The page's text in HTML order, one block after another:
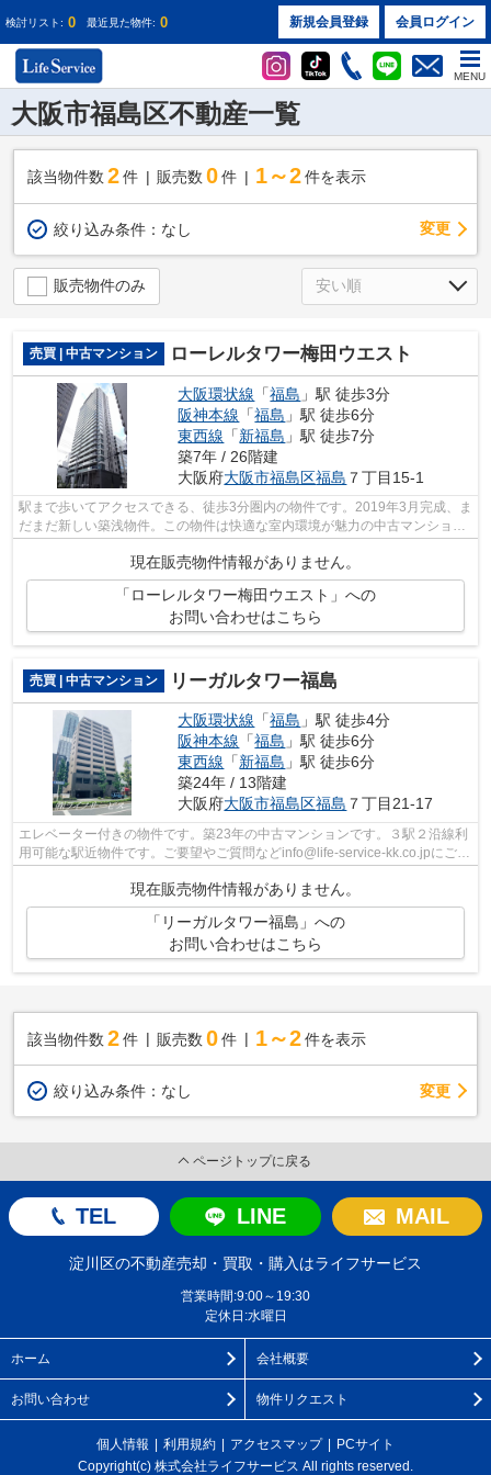
検討リスト: 0 最近見た物件: 0 新規会員登録 会員ログイン
MENU
大阪市福島区不動産一覧
該当物件数 2件 販売数 0 件 1～2 件を表示
絞り込み条件： なし 変更
販売物件のみ
売買 | 中古マンション ローレルタワー梅田ウエスト
大阪環状線 「福島 」駅 徒歩3分
阪神本線 「福島 」駅 徒歩6分
東西線 「新福島 」駅 徒歩7分
築7年 / 26階建
大阪府大阪市福島区福島 ７丁目15-1
駅まで歩いてアクセスできる、徒歩3分圏内の物件です。2019年3月完成、ま
だまだ新しい築浅物件。この物件は快適な室内環境が魅力の中古マンション
現在販売物件情報がありません。
「ローレルタワー梅田ウエスト」への
お問い合わせはこちら
売買 | 中古マンション リーガルタワー福島
大阪環状線 「福島 」駅 徒歩4分
阪神本線 「福島 」駅 徒歩6分
東西線 「新福島 」駅 徒歩6分
築24年 / 13階建
大阪府大阪市福島区福島 ７丁目21-17
エレベーター付きの物件です。築23年の中古マンションです。３駅２沿線利
用可能な駅近物件です。ご要望やご質問などinfo@life-service-kk.co.jpにご連
現在販売物件情報がありません。
「リーガルタワー福島」への
お問い合わせはこちら
該当物件数 2件 販売数 0 件 1～2 件を表示
絞り込み条件： なし 変更
ページトップに戻る
TEL LINE MAIL
淀川区の不動産売却・買取・購入はライフサービス
営業時間:9:00～19:30
定休日:水曜日
ホーム 会社概要
お問い合わせ 物件リクエスト
個人情報 利用規約 アクセスマップ
PCサイト
Copyright(c) 株式会社ライフサービス All rights reserved.